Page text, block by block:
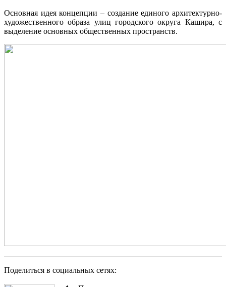
Основная идея концепции – создание единого архитектурно-
художественного образа улиц городского округа Кашира, с
выделение основных общественных пространств.
Поделиться в социальных сетях: